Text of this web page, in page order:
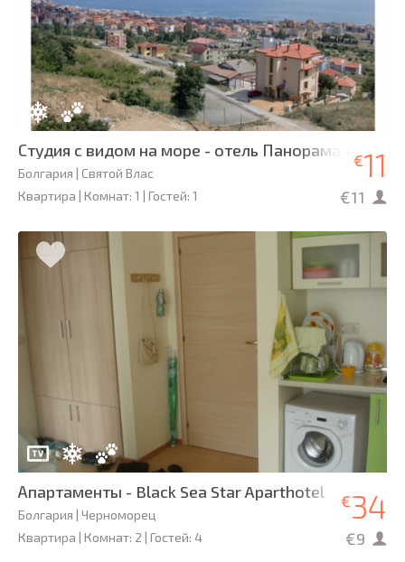
Студия с видом на море - отель Панорама
Болгария | Святой Влас
Квартира | Комнат: 1 | Гостей: 1
€11
€11
Апартаменты - Black Sea Star Aparthotel
Болгария | Черноморец
Квартира | Комнат: 2 | Гостей: 4
€34
€9